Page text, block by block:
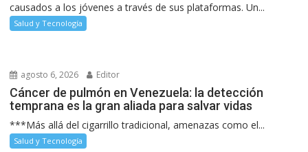
causados a los jóvenes a través de sus plataformas. Un...
Salud y Tecnología
agosto 6, 2026 Editor
Cáncer de pulmón en Venezuela: la detección
temprana es la gran aliada para salvar vidas
***Más allá del cigarrillo tradicional, amenazas como el...
Salud y Tecnología